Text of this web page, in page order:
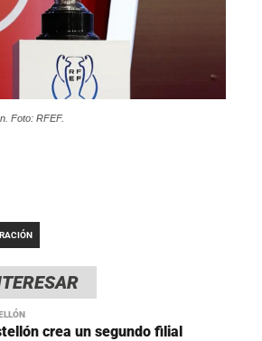
crea un segundo filial
Foto: RFEF.